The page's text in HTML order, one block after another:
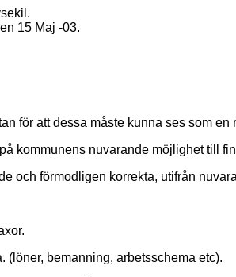
15 Maj -03.
för att dessa måste kunna ses som
kommunens nuvarande möjlighet till
och förmodligen korrekta, utifrån
(löner, bemanning, arbetsschema etc).